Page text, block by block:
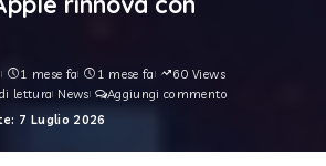
1 mese fa 1 mese fa
60 Views
lettura News
Aggiungi commento
7 Luglio 2026